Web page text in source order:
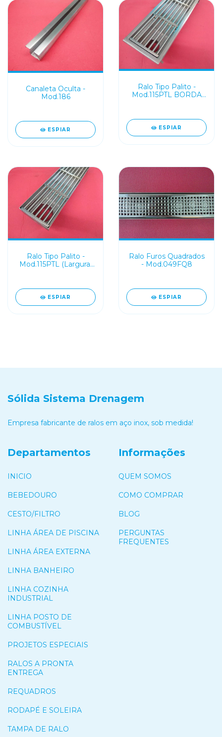
Canaleta Oculta -
Mod.186
ESPIAR
Ralo Tipo Palito -
Mod.115PTL BORDA
ESPIAR
Ralo Tipo Palito -
Mod.115PTL (Largura:
ESPIAR
Ralo Furos Quadrados
- Mod.049FQ8
ESPIAR
Sólida Sistema Drenagem
Empresa fabricante de ralos em aço inox, sob medida!
Departamentos
INICIO
BEBEDOURO
CESTO/FILTRO
LINHA ÁREA DE PISCINA
LINHA ÁREA EXTERNA
LINHA BANHEIRO
LINHA COZINHA
INDUSTRIAL
LINHA POSTO DE
COMBUSTÍVEL
PROJETOS ESPECIAIS
RALOS A PRONTA
ENTREGA
REQUADROS
RODAPÉ E SOLEIRA
TAMPA DE RALO
Informações
QUEM SOMOS
COMO COMPRAR
BLOG
PERGUNTAS
FREQUENTES